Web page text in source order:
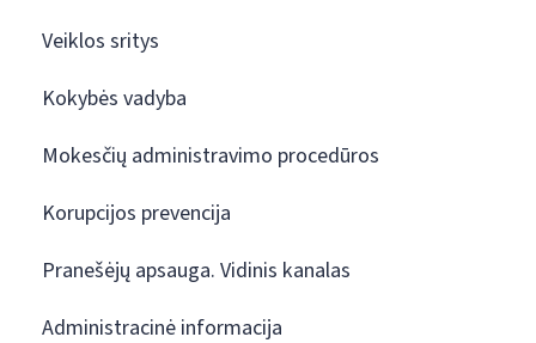
Veiklos sritys
Kokybės vadyba
Mokesčių administravimo procedūros
Korupcijos prevencija
Pranešėjų apsauga. Vidinis kanalas
Administracinė informacija